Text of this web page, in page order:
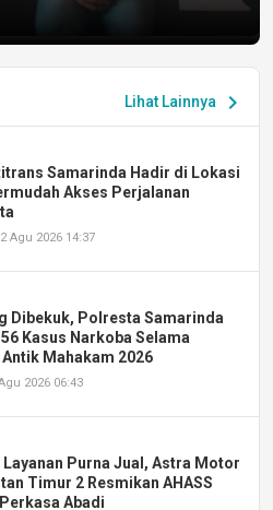
Lihat Lainnya chevron_right
Samarinda Hadir di Lokasi
Akses Perjalanan
Agu 2026 14:37
Dibekuk, Polresta Samarinda
Kasus Narkoba Selama
Mahakam 2026
2026 06:43
Purna Jual, Astra Motor
Timur 2 Resmikan AHASS
Abadi